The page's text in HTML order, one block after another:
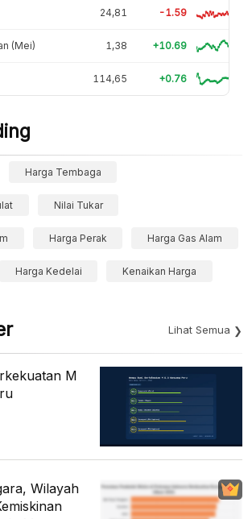
24,81 -1.59
(Mei) 1,38 +10.69
114,65 +0.76
Harga Tembaga
Nilai Tukar
Harga Perak Harga Gas Alam
Harga Kedelai Kenaikan Harga
Lihat Semua
M
Wilayah